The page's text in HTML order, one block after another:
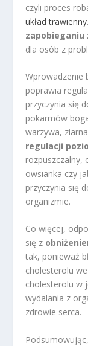
czyli proces
układ trawienny
zapobieganiu
dla osób z
Wprowadzenie
poprawia
przyczynia się
pokarmów
warzywa,
regulacji
rozpuszczalny,
owsianka czy
przyczynia się
organizmie.
Co więcej,
się z
tak, ponieważ
cholesterolu
cholesterolu w
wydalania z
zdrowie serca.